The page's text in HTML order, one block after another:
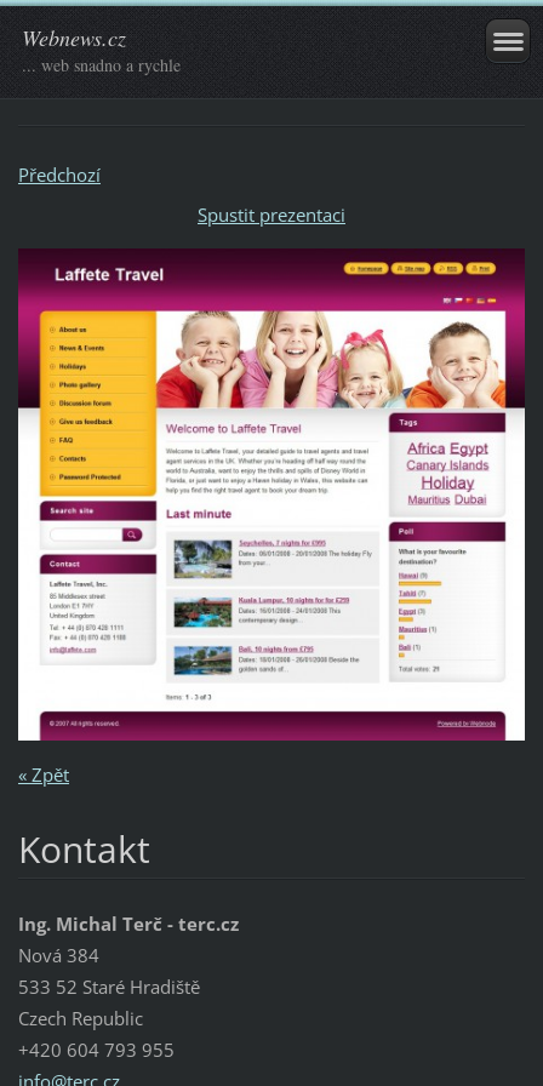
Webnews.cz
... web snadno a rychle
Předchozí
Spustit prezentaci
« Zpět
Kontakt
Ing. Michal Terč - terc.cz
Nová 384
533 52 Staré Hradiště
Czech Republic
+420 604 793 955
info@terc.cz